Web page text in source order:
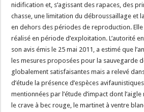
nidification et, s’agissant des rapaces, des
chasse, une limitation du débroussaillage et
en dehors des périodes de reproduction. Elle
réalisé en période d’exploitation. L’autorité
son avis émis le 25 mai 2011, a estimé que
les mesures proposées pour la sauvegarde
globalement satisfaisantes mais a relevé
d’étude la présence d’espèces
mentionnées par l’étude d’impact dont
le crave à bec rouge, le martinet à ventre